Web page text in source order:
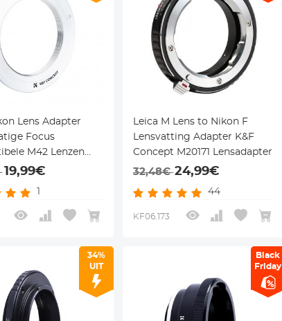
Lens Adapter
Focus
M42 Lenzen
F Camera
19,99€
1
Leica M Lens to Nikon F
Lensvatting Adapter K&F
Concept M20171 Lensadapter
32,48€24,99€
44
KF06.173
34%
UIT
Black
Friday